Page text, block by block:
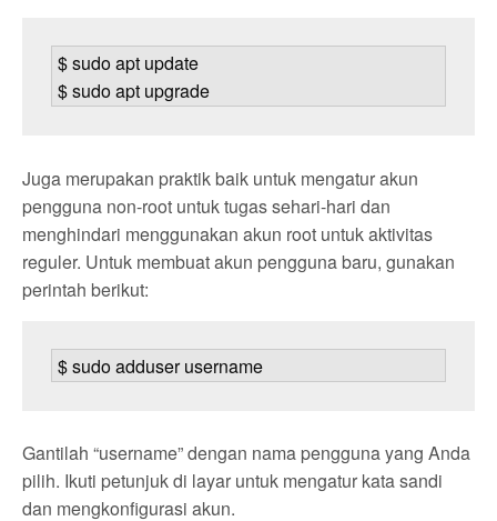
$ sudo apt update
$ sudo apt upgrade
Juga merupakan praktik baik untuk mengatur akun
pengguna non-root untuk tugas sehari-hari dan
menghindari menggunakan akun root untuk aktivitas
reguler. Untuk membuat akun pengguna baru, gunakan
perintah berikut:
$ sudo adduser username
Gantilah “username” dengan nama pengguna yang Anda
pilih. Ikuti petunjuk di layar untuk mengatur kata sandi
dan mengkonfigurasi akun.